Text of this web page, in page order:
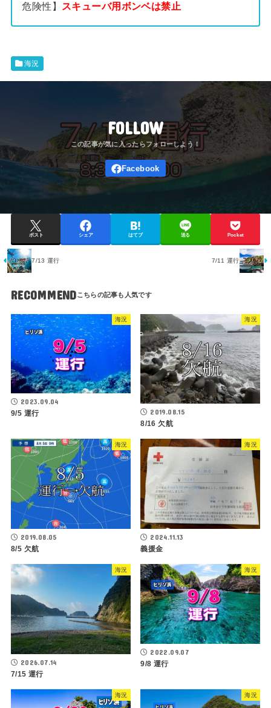
危険性】
スキューバ用ボンベは禁止
海況
FOLLOW
ポスト シェア はてブ 送る Pocket
7/13 運行 7/11 運行
RECOMMEND
海況
2023.09.04
9/5 運行
海況
2019.08.15
8/16 欠航
海況
2019.08.05
8/5 欠航
海況
2024.11.13
義援金
海況
2026.07.14
7/15 運行
海況
2022.09.07
9/8 運行
海況 海況